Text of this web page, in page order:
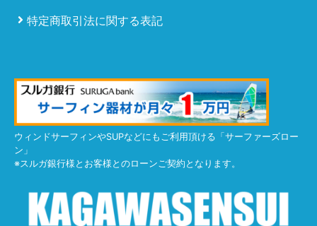
特定商取引法に関する表記
ウィンドサーフィンやSUPなどにもご利用頂ける「サーファーズロー
ン」
※スルガ銀行様とお客様とのローンご契約となります。